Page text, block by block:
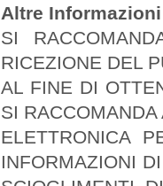
Altre
SI
RICEZIONE DEL
AL FINE DI
SI
ELETTRONICA
INFORMAZIONI